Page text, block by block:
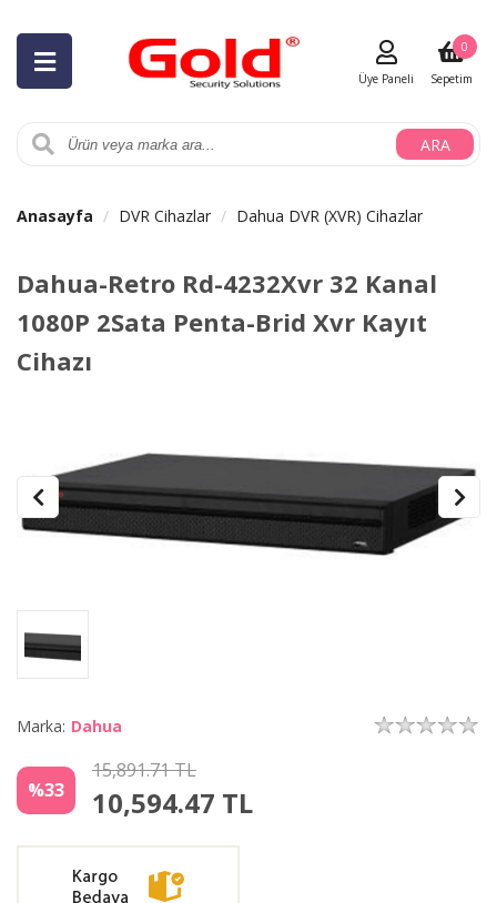
ARA
Üye Paneli Sepetim
0
Anasayfa DVR Cihazlar Dahua DVR (XVR) Cihazlar
Dahua-Retro Rd-4232Xvr 32 Kanal
1080P 2Sata Penta-Brid Xvr Kayıt
Cihazı
Marka: Dahua
%33
15,891.71 TL
10,594.47 TL